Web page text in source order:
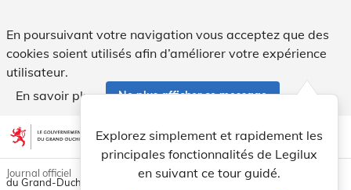
En poursuivant votre navigation vous acceptez que des
cookies soient utilisés afin d’améliorer votre expérience
utilisateur.
En savoir plus
Ne plus afficher ce message
Aller au contenu account_circle help Aide
Explorez simplement et rapidement les
principales fonctionnalités de Legilux
en suivant ce tour guidé.
light_mode dark_mode
Journal officiel
du Grand-Duché de Luxembourg